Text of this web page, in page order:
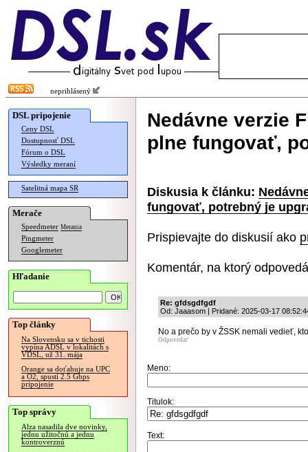
neprihlásený
DSL pripojenie
Ceny DSL
Dostupnosť DSL
Fórum o DSL
Výsledky meraní
Satelitná mapa SR
Merače
Speedmeter Merania
Pingmeter
Googlemeter
Hľadanie
Top články
Na Slovensku sa v tichosti
vypína ADSL v lokalitách s
VDSL, už 31. mája
Orange sa doťahuje na UPC
a O2, spustí 2.5 Gbps
pripojenie
Top správy
Alza nasadila dve novinky,
jednu užitočnú a jednu
kontroverznú
Nedávne verzie
plne fungovať,
Diskusia k článku:
fungovať, potrebný je
Prispievajte do diskusií ako
Komentár, na ktorý
Re: gfdsgdfgdf
Od: Jaaasom | Pridané: 2025-03-17
No a prečo by v ŽSSK nemali vedieť,
Odpovedať
Meno:
Titulok:
Text: